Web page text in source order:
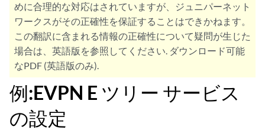
めに合理的な対応はされていますが、ジュニパーネット
ワークスがその正確性を保証することはできかねます。
この翻訳に含まれる情報の正確性について疑問が生じた
場合は、英語版を参照してください. ダウンロード可能
なPDF (英語版のみ).
例:EVPN E ツリー サービス
の設定